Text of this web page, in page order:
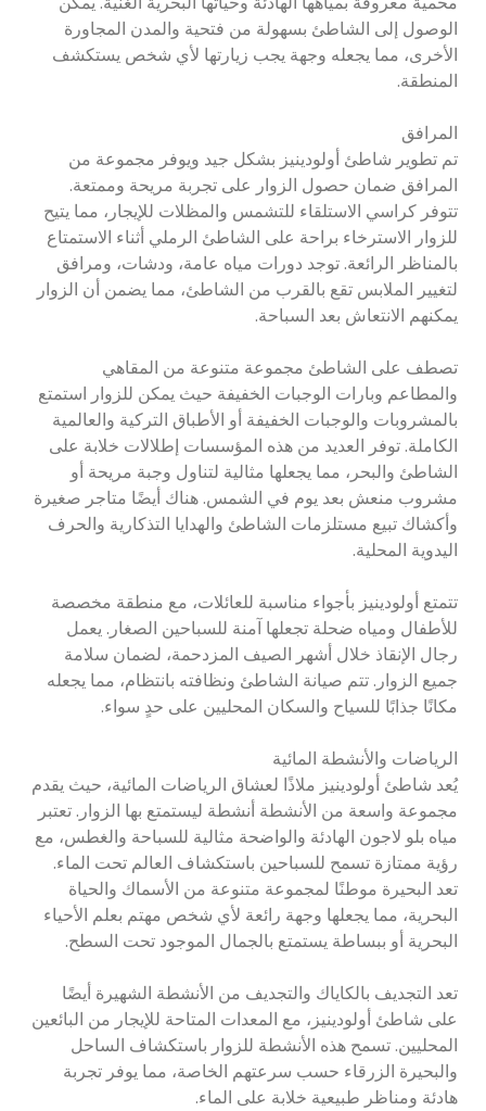
الوصول إلى الشاطئ بسهولة من فتحية والمدن المجاورة
الأخرى، مما يجعله وجهة يجب زيارتها لأي شخص يستكشف
المنطقة.
المرافق
تم تطوير شاطئ أولودينيز بشكل جيد ويوفر مجموعة من
المرافق ضمان حصول الزوار على تجربة مريحة وممتعة.
تتوفر كراسي الاستلقاء للتشمس والمظلات للإيجار، مما يتيح
للزوار الاسترخاء براحة على الشاطئ الرملي أثناء الاستمتاع
بالمناظر الرائعة. توجد دورات مياه عامة، ودشات، ومرافق
لتغيير الملابس تقع بالقرب من الشاطئ، مما يضمن أن الزوار
يمكنهم الانتعاش بعد السباحة.
تصطف على الشاطئ مجموعة متنوعة من المقاهي
والمطاعم وبارات الوجبات الخفيفة حيث يمكن للزوار استمتع
بالمشروبات والوجبات الخفيفة أو الأطباق التركية والعالمية
الكاملة. توفر العديد من هذه المؤسسات إطلالات خلابة على
الشاطئ والبحر، مما يجعلها مثالية لتناول وجبة مريحة أو
مشروب منعش بعد يوم في الشمس. هناك أيضًا متاجر صغيرة
وأكشاك تبيع مستلزمات الشاطئ والهدايا التذكارية والحرف
اليدوية المحلية.
تتمتع أولودينيز بأجواء مناسبة للعائلات، مع منطقة مخصصة
للأطفال ومياه ضحلة تجعلها آمنة للسباحين الصغار. يعمل
رجال الإنقاذ خلال أشهر الصيف المزدحمة، لضمان سلامة
جميع الزوار. تتم صيانة الشاطئ ونظافته بانتظام، مما يجعله
مكانًا جذابًا للسياح والسكان المحليين على حدٍ سواء.
الرياضات والأنشطة المائية
يُعد شاطئ أولودينيز ملاذًا لعشاق الرياضات المائية، حيث يقدم
مجموعة واسعة من الأنشطة أنشطة ليستمتع بها الزوار. تعتبر
مياه بلو لاجون الهادئة والواضحة مثالية للسباحة والغطس، مع
رؤية ممتازة تسمح للسباحين باستكشاف العالم تحت الماء.
تعد البحيرة موطنًا لمجموعة متنوعة من الأسماك والحياة
البحرية، مما يجعلها وجهة رائعة لأي شخص مهتم بعلم الأحياء
البحرية أو ببساطة يستمتع بالجمال الموجود تحت السطح.
تعد التجديف بالكاياك والتجديف من الأنشطة الشهيرة أيضًا
على شاطئ أولودينيز، مع المعدات المتاحة للإيجار من البائعين
المحليين. تسمح هذه الأنشطة للزوار باستكشاف الساحل
والبحيرة الزرقاء حسب سرعتهم الخاصة، مما يوفر تجربة
هادئة ومناظر طبيعية خلابة على الماء.